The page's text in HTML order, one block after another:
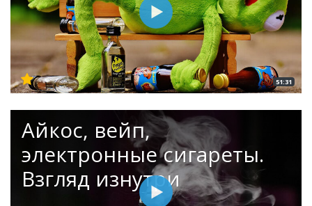
51:31
Айкос, вейп,
электронные сигареты.
Взгляд изнутри